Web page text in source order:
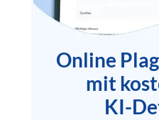
Online
mit
KI-